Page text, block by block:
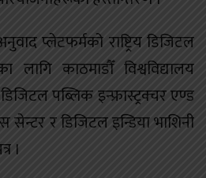
प्लेटफर्मको राष्ट्रिय डिजिटल
लागि काठमाडौँ विश्वविद्यालय
पब्लिक इन्फ्रास्ट्रक्चर एण्ड
र डिजिटल इन्डिया भाशिनी
।